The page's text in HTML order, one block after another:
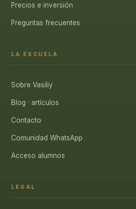
Precios e inversión
Preguntas frecuentes
LA ESCUELA
Sobre Vasiliy
Blog · artículos
Contacto
Comunidad WhatsApp
Acceso alumnos
LEGAL